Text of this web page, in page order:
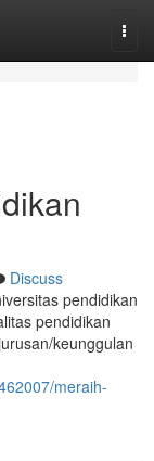
Discuss
pendidikan
pendidikan
keunggulan
meraih-